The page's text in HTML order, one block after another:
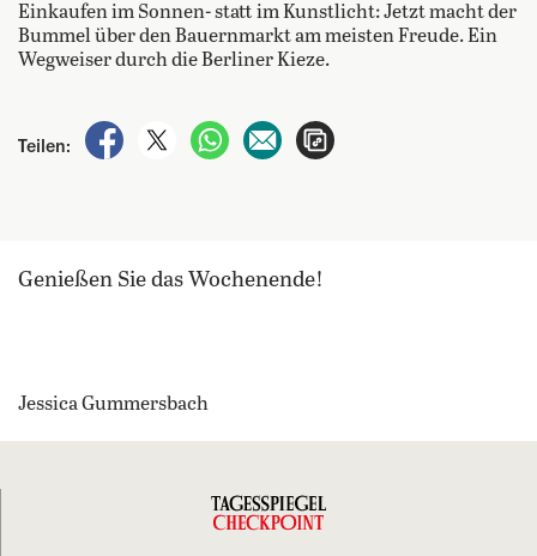
Einkaufen im Sonnen- statt im Kunstlicht: Jetzt macht der
Bummel über den Bauernmarkt am meisten Freude. Ein
Wegweiser durch die Berliner Kieze.
Teilen:
auf Facebook teilen
auf X teilenper WhatsApp teilen
per E-Mail teilen
Genießen Sie das Wochenende!
Jessica Gummersbach